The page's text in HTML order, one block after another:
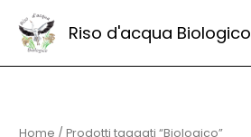
contenuto
Riso d'acqua Biologico
Home / Prodotti taggati “Biologico”